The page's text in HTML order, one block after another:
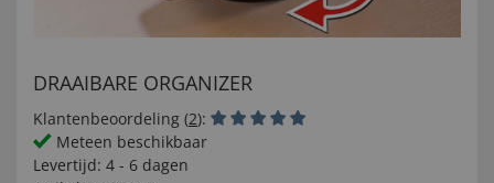
DRAAIBARE ORGANIZER
Klantenbeoordeling (2):
Meteen beschikbaar
Levertijd: 4 - 6 dagen